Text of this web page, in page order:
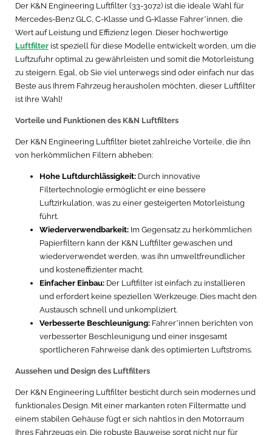
Der K&N Engineering Luftfilter (33-3072) ist die ideale Wahl für
Mercedes-Benz GLC, C-Klasse und G-Klasse Fahrer*innen, die
Wert auf Leistung und Effizienz legen. Dieser hochwertige
Luftfilter ist speziell für diese Modelle entwickelt worden, um die
Luftzufuhr optimal zu gewährleisten und somit die Motorleistung
zu steigern. Egal, ob Sie viel unterwegs sind oder einfach nur das
Beste aus Ihrem Fahrzeug herausholen möchten, dieser Luftfilter
ist Ihre Wahl!
Vorteile und Funktionen des K&N Luftfilters
Der K&N Engineering Luftfilter bietet zahlreiche Vorteile, die ihn
von herkömmlichen Filtern abheben:
Hohe Luftdurchlässigkeit: Durch innovative
Filtertechnologie ermöglicht er eine bessere
Luftzirkulation, was zu einer gesteigerten Motorleistung
führt.
Wiederverwendbarkeit: Im Gegensatz zu herkömmlichen
Papierfiltern kann der K&N Luftfilter gewaschen und
wiederverwendet werden, was ihn umweltfreundlicher
und kosteneffizienter macht.
Einfacher Einbau: Der Luftfilter ist einfach zu installieren
und erfordert keine speziellen Werkzeuge. Dies macht den
Austausch schnell und unkompliziert.
Verbesserte Beschleunigung: Fahrer*innen berichten von
verbesserter Beschleunigung und einer insgesamt
sportlicheren Fahrweise dank des optimierten Luftstroms.
Aussehen und Design des Luftfilters
Der K&N Engineering Luftfilter besticht durch sein modernes und
funktionales Design. Mit einer markanten roten Filtermatte und
einem stabilen Gehäuse fügt er sich nahtlos in den Motorraum
Ihres Fahrzeugs ein. Die robuste Bauweise sorgt nicht nur für